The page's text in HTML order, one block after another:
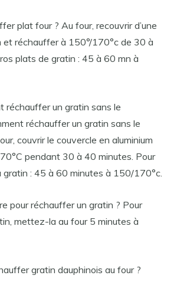
plat four ? Au four, recouvrir d’une
et réchauffer à 150°/170°c de 30 à
plats de gratin : 45 à 60 mn à
réchauffer un gratin sans le
réchauffer un gratin sans le
couvrir le couvercle en aluminium
pendant 30 à 40 minutes. Pour
gratin : 45 à 60 minutes à 150/170°c.
pour réchauffer un gratin ? Pour
mettez-la au four 5 minutes à
gratin dauphinois au four ?